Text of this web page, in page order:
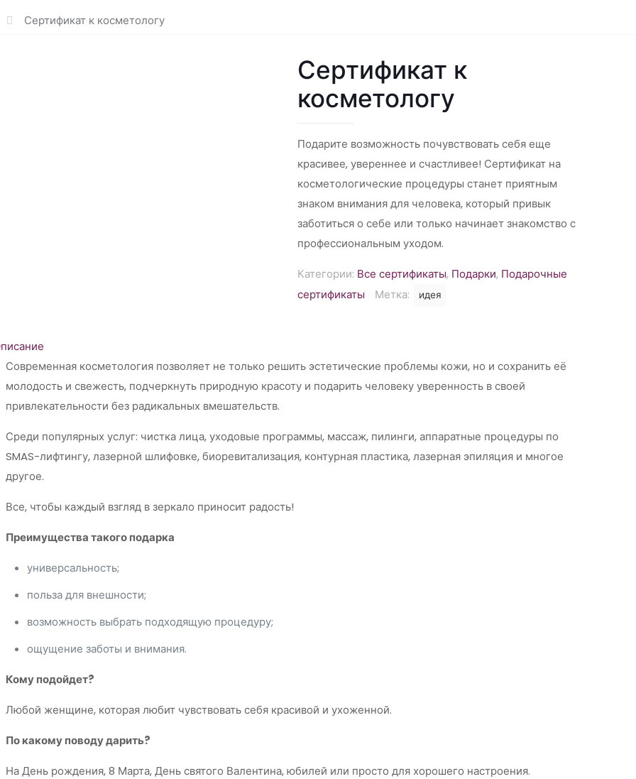
Сертификат к косметологу
Сертификат к
косметологу
Подарите возможность почувствовать себя еще
красивее, увереннее и счастливее! Сертификат на
косметологические процедуры станет приятным
знаком внимания для человека, который привык
заботиться о себе или только начинает знакомство с
профессиональным уходом.
Категории: Все сертификаты, Подарки, Подарочные
сертификаты
Метка: идея
Современная косметология позволяет не только решить эстетические проблемы кожи, но и сохранить её
молодость и свежесть, подчеркнуть природную красоту и подарить человеку уверенность в своей
привлекательности без радикальных вмешательств.
Среди популярных услуг: чистка лица, уходовые программы, массаж, пилинги, аппаратные процедуры по
SMAS-лифтингу, лазерной шлифовке, биоревитализация, контурная пластика, лазерная эпиляция и многое
другое.
Все, чтобы каждый взгляд в зеркало приносит радость!
Преимущества такого подарка
универсальность;
польза для внешности;
возможность выбрать подходящую процедуру;
ощущение заботы и внимания.
Кому подойдет?
Любой женщине, которая любит чувствовать себя красивой и ухоженной.
По какому поводу дарить?
На День рождения, 8 Марта, День святого Валентина, юбилей или просто для хорошего настроения.